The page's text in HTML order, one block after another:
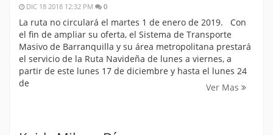
DIC 18 2018 12:32 PM 0
La ruta no circulará el martes 1 de enero de 2019. Con
el fin de ampliar su oferta, el Sistema de Transporte
Masivo de Barranquilla y su área metropolitana prestará
el servicio de la Ruta Navideña de lunes a viernes, a
partir de este lunes 17 de diciembre y hasta el lunes 24
de
Ver Mas